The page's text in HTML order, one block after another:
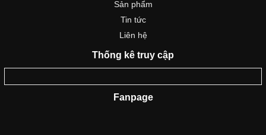
Sản phẩm
Tin tức
Liên hệ
Thống kê truy cập
Fanpage